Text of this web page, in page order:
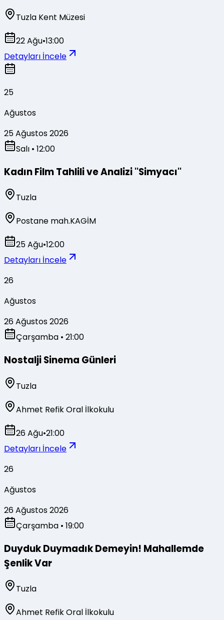
Tuzla Kent Müzesi
22 Ağu•13:00
Detayları İncele
25
Ağustos
25 Ağustos 2026
Salı • 12:00
Kadın Film Tahlili ve Analizi ''Simyacı''
Tuzla
Postane mah.KAGİM
25 Ağu•12:00
Detayları İncele
26
Ağustos
26 Ağustos 2026
Çarşamba • 21:00
Nostalji Sinema Günleri
Tuzla
Ahmet Refik Oral İlkokulu
26 Ağu•21:00
Detayları İncele
26
Ağustos
26 Ağustos 2026
Çarşamba • 19:00
Duyduk Duymadık Demeyin! Mahallemde
Şenlik Var
Tuzla
Ahmet Refik Oral İlkokulu